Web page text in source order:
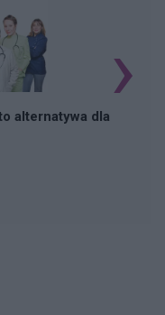
alternatywa dla ›